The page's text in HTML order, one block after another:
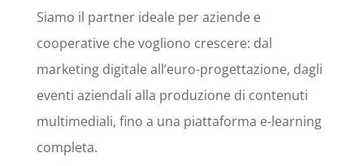
Siamo il partner ideale per aziende e
cooperative che vogliono crescere: dal
marketing digitale all’euro-progettazione, dagli
eventi aziendali alla produzione di contenuti
multimediali, fino a una piattaforma e-learning
completa.